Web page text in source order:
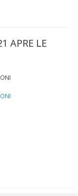
APRE LE